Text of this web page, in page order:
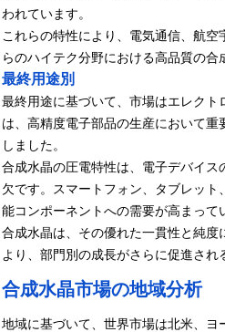
われています。
これらの特性により、電気通信、航
らのハイテク分野における高品質の合
最終用途別
最終用途に基づいて、市場はエレク
は、高精度電子部品の生産において
しました。
合成水晶の圧電特性は、電子デバイ
欠です。スマートフォン、タブレッ
能コンポーネントへの需要が高まって
合成水晶は、その優れた一貫性と純
より、部門別の成長がさらに促進され
合成水晶市場の地域分析
地域に基づいて、世界市場は北米、ヨ